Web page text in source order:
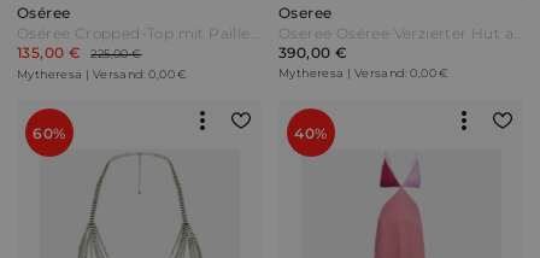
Oséree
Oséree Cropped-Top mit Pailletten Lila
135,00 €
225,00 €
Mytheresa | Versand: 0,00 €
Oseree
Oseree Oséree Verzierter Hut aus Raffiabast Beige
390,00 €
Mytheresa | Versand: 0,00 €
60% 40%